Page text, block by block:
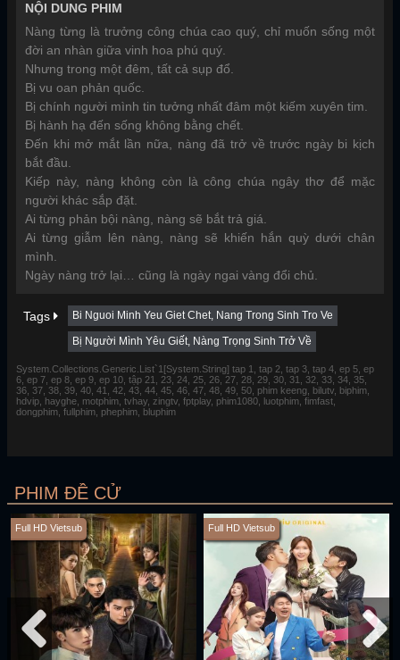
NỘI DUNG PHIM
Nàng từng là trưởng công chúa cao quý, chỉ muốn sống một
đời an nhàn giữa vinh hoa phú quý.
Nhưng trong một đêm, tất cả sụp đổ.
Bị vu oan phản quốc.
Bị chính người mình tin tưởng nhất đâm một kiếm xuyên tim.
Bị hành hạ đến sống không bằng chết.
Đến khi mở mắt lần nữa, nàng đã trở về trước ngày bi kịch
bắt đầu.
Kiếp này, nàng không còn là công chúa ngây thơ để mặc
người khác sắp đặt.
Ai từng phản bội nàng, nàng sẽ bắt trả giá.
Ai từng giẫm lên nàng, nàng sẽ khiến hắn quỳ dưới chân
mình.
Ngày nàng trở lại… cũng là ngày ngai vàng đổi chủ.
Tags Bi Nguoi Minh Yeu Giet Chet, Nang Trong Sinh Tro Ve
Bị Người Mình Yêu Giết, Nàng Trọng Sinh Trở Về
System.Collections.Generic.List`1[System.String] tap 1, tap 2, tap 3, tap 4, ep 5, ep
6, ep 7, ep 8, ep 9, ep 10, tập 21, 23, 24, 25, 26, 27, 28, 29, 30, 31, 32, 33, 34, 35,
36, 37, 38, 39, 40, 41, 42, 43, 44, 45, 46, 47, 48, 49, 50, phim keeng, bilutv, biphim,
hdvip, hayghe, motphim, tvhay, zingtv, fptplay, phim1080, luotphim, fimfast,
dongphim, fullphim, phephim, bluphim
PHIM ĐỀ CỬ
Full HD Vietsub Full HD Vietsub